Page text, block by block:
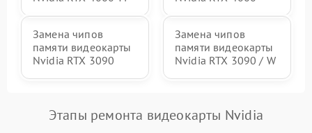
Замена чипов
памяти видеокарты
Nvidia RTX 3090
Замена чипов
памяти видеокарты
Nvidia RTX 3090 / W
Этапы ремонта видеокарты Nvidia